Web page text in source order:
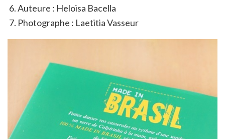
Auteure : Heloisa Bacella
Photographe : Laetitia Vasseur